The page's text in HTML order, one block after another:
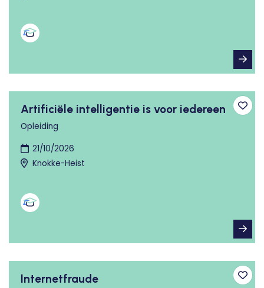
Artificiële intelligentie is voor iedereen
Opleiding
21/10/2026
Knokke-Heist
Internetfraude